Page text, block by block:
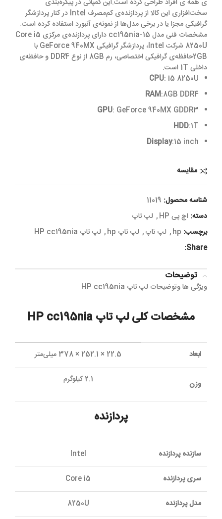
ی همه ی افراد طراحی کرده است.این کمپانی در پیکره‌بندی
سخت‌افزاری این کالا از پردازنده‌‌ی کم‌مصرف Intel در کنار پردازشگر
گرافیکی مجزا یا در برخی مدل‌ها از نمونه‌ی آنبورد استفاده کرده است.
مشخصات فنی مدل 15-cc195nia دارای پردازنده‌ی مرکزی Core i5
8250U شرکت Intel، پردازشگر گرافیکی GeForce 940MX با
2GBحافظه‌ی گرافیکی اختصاصی، رم 8GB از نوع DDR4 و حافظه‌ی
داخلی 1T است.
CPU: i5 8250U
RAM:8GB DDR4
GPU: GeForce940MX GDDR3
HDD:1T
Display:15 inch
مقایسه
شناسه محصول: 11019
دسته: اچ پی HP , لپ تاپ
برچسب: hp
, لپ تاپ, لپ تاپ hp , لپ تاپ HP cc195nia
Share:
توضیحات
ویژگی ها وتوضیحات لپ تاپ HP cc195nia
مشخصات کلی لپ تاپ HP cc195nia
ابعاد 22.5 × 252.1 × 378 میلی‌متر
وزن 2.1 کیلوگرم
پردازنده
سازنده پردازنده Intel
سری پردازنده Core i5
مدل پردازنده 8250U